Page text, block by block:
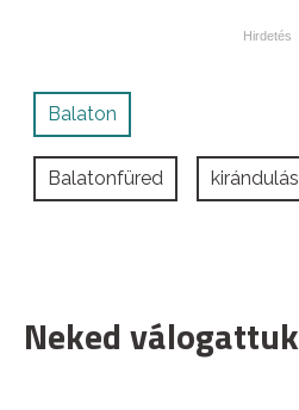
Balaton
Balatonfüred kirándulás
Neked válogattuk